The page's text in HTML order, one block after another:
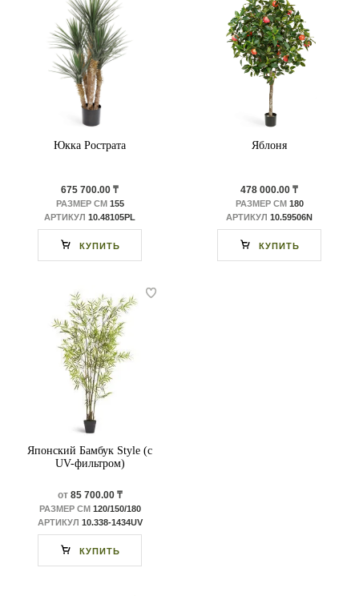
Юкка Рострата
675 700.00 ₸
РАЗМЕР СМ 155
АРТИКУЛ 10.48105PL
КУПИТЬ
Яблоня
478 000.00 ₸
РАЗМЕР СМ 180
АРТИКУЛ 10.59506N
КУПИТЬ
Японский Бамбук Style (с
UV-фильтром)
от85 700.00 ₸
РАЗМЕР СМ 120/150/180
АРТИКУЛ 10.338-1434UV
КУПИТЬ